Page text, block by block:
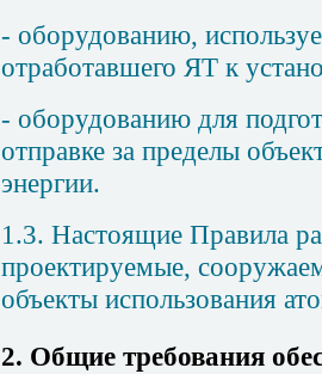
- оборудованию,
отработавшего ЯТ к
- оборудованию для
отправке за пределы
энергии.
1.3. Настоящие Правила
проектируемые,
объекты использования
2. Общие требования